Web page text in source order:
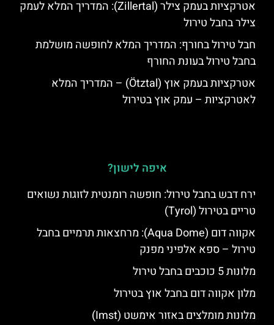
אטרקציות בעמק צילר (Zillertal): המדריך המלא לעמק
צילר בחבל טירול
חבל טירול בחורף: המדריך המלא לחופשה מושלמת
בחבל טירול בעונת החורף
אטרקציות בעמק אוץ (Ötztal) – המדריך המלא
לאטרקציות – עמק אוץ בטירול
איפה לישון?
ירח דבש בחבל טירול: חופשה רומנטית לזוגות נשואים
טריים בטירול (Tyrol)
אקווה דום (Aqua Dome): מרחצאות תרמיים בחבל
טירול – ספא אלפיני מפנק
מלונות 5 כוכבים בחבל טירול
מלון אקווה דום בחבל אוץ בטירול
מלונות מומלצים באזור אימשט (Imst)